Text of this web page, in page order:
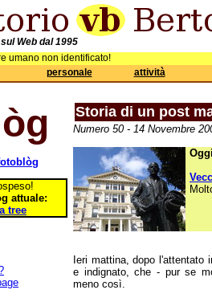
Web dal 1995
umano non identificato!
personale attività
attuale:
tree
Storia di un post
Numero 50 - 14 Novembre
Ieri mattina, dopo l'attentato
e indignato, che - pur se
meno così.